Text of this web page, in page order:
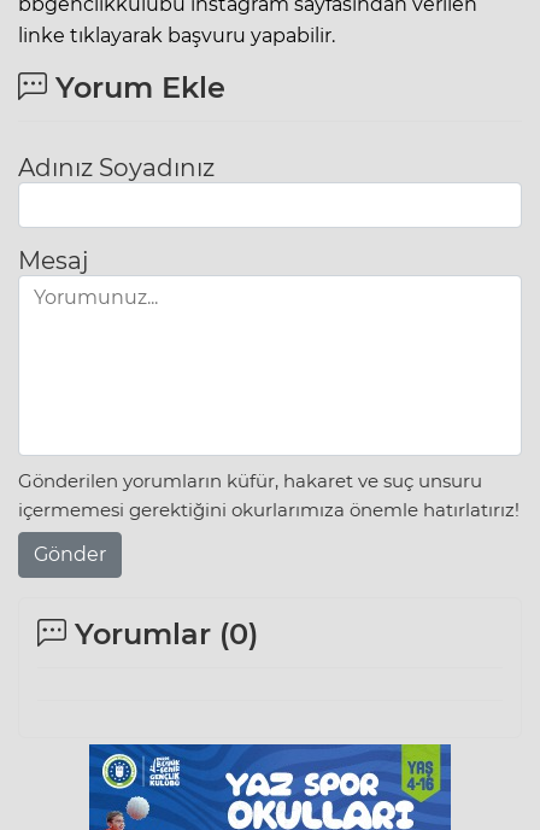
linke tıklayarak başvuru yapabilir.
Yorum Ekle
Adınız Soyadınız
Mesaj
Gönderilen yorumların küfür, hakaret ve suç unsuru
içermemesi gerektiğini okurlarımıza önemle hatırlatırız!
Gönder
Yorumlar (0)